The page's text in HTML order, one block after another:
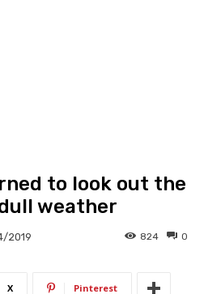
to look out the
weather
2019 0
824
X Pinterest